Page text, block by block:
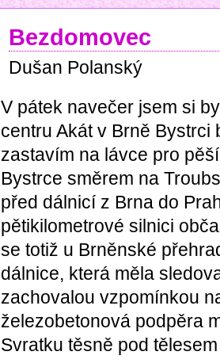
Bezdomovec
Dušan Polanský
V pátek navečer jsem si
centru Akát v Brně
zastavím na lávce pro
Bystrce směrem na
před dálnicí z Brna do
pětikilometrové silnici
se totiž u Brněnské
dálnice, která měla
zachovalou vzpomínkou
železobetonová podpěra
Svratku těsně pod